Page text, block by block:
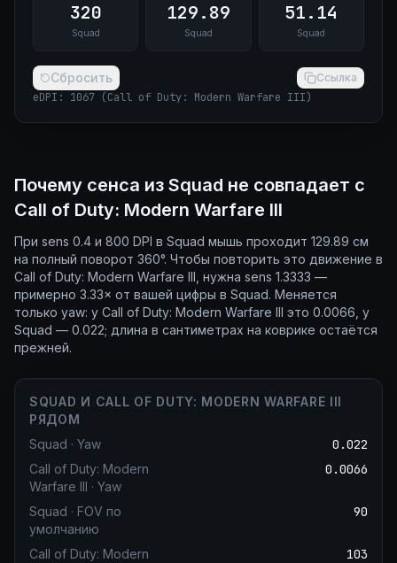
320
Squad
129.89
Squad
51.14
Squad
Сбросить Ссылка
eDPI : 1067 (Call of Duty: Modern Warfare III)
Почему сенса из Squad не совпадает с
Call of Duty: Modern Warfare III
При sens 0.4 и 800 DPI в Squad мышь проходит 129.89 см
на полный поворот 360°. Чтобы повторить это движение в
Call of Duty: Modern Warfare III, нужна sens 1.3333 —
примерно 3.33× от вашей цифры в Squad. Меняется
только yaw: у Call of Duty: Modern Warfare III это 0.0066, у
Squad — 0.022; длина в сантиметрах на коврике остаётся
прежней.
SQUAD И CALL OF DUTY: MODERN WARFARE III
РЯДОМ
Squad · Yaw 0.022
Call of Duty: Modern
Warfare III · Yaw
0.0066
Squad · FOV по
умолчанию
90
Call of Duty: Modern
103